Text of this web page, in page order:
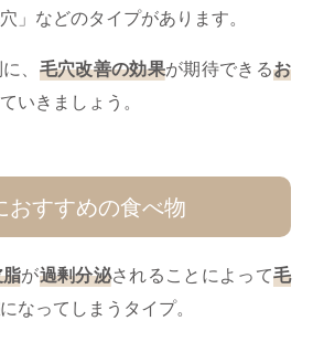
」などのタイプがあります。
、 毛穴改善の効果が期待できるお
いきましょう。
おすすめの食べ物
脂が過剰分泌されることによって毛
になってしまうタイプ。